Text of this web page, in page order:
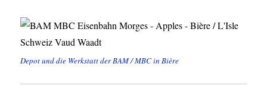
Depot und die Werkstatt der BAM / MBC in Bière